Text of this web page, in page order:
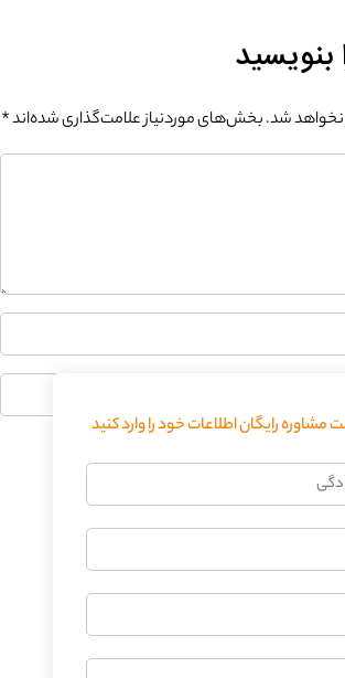
بنویسید
نخواهد شد.بخش‌های موردنیاز علامت‌گذاری شده‌اند*
رایگان اطلاعات خود را وارد کنید